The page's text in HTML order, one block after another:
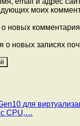
моих
новых
о новых записях
для
с CPU,…